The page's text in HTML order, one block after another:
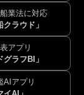
業法に対応
クラウド」
アプリ
グラフBI」
AIアプリ